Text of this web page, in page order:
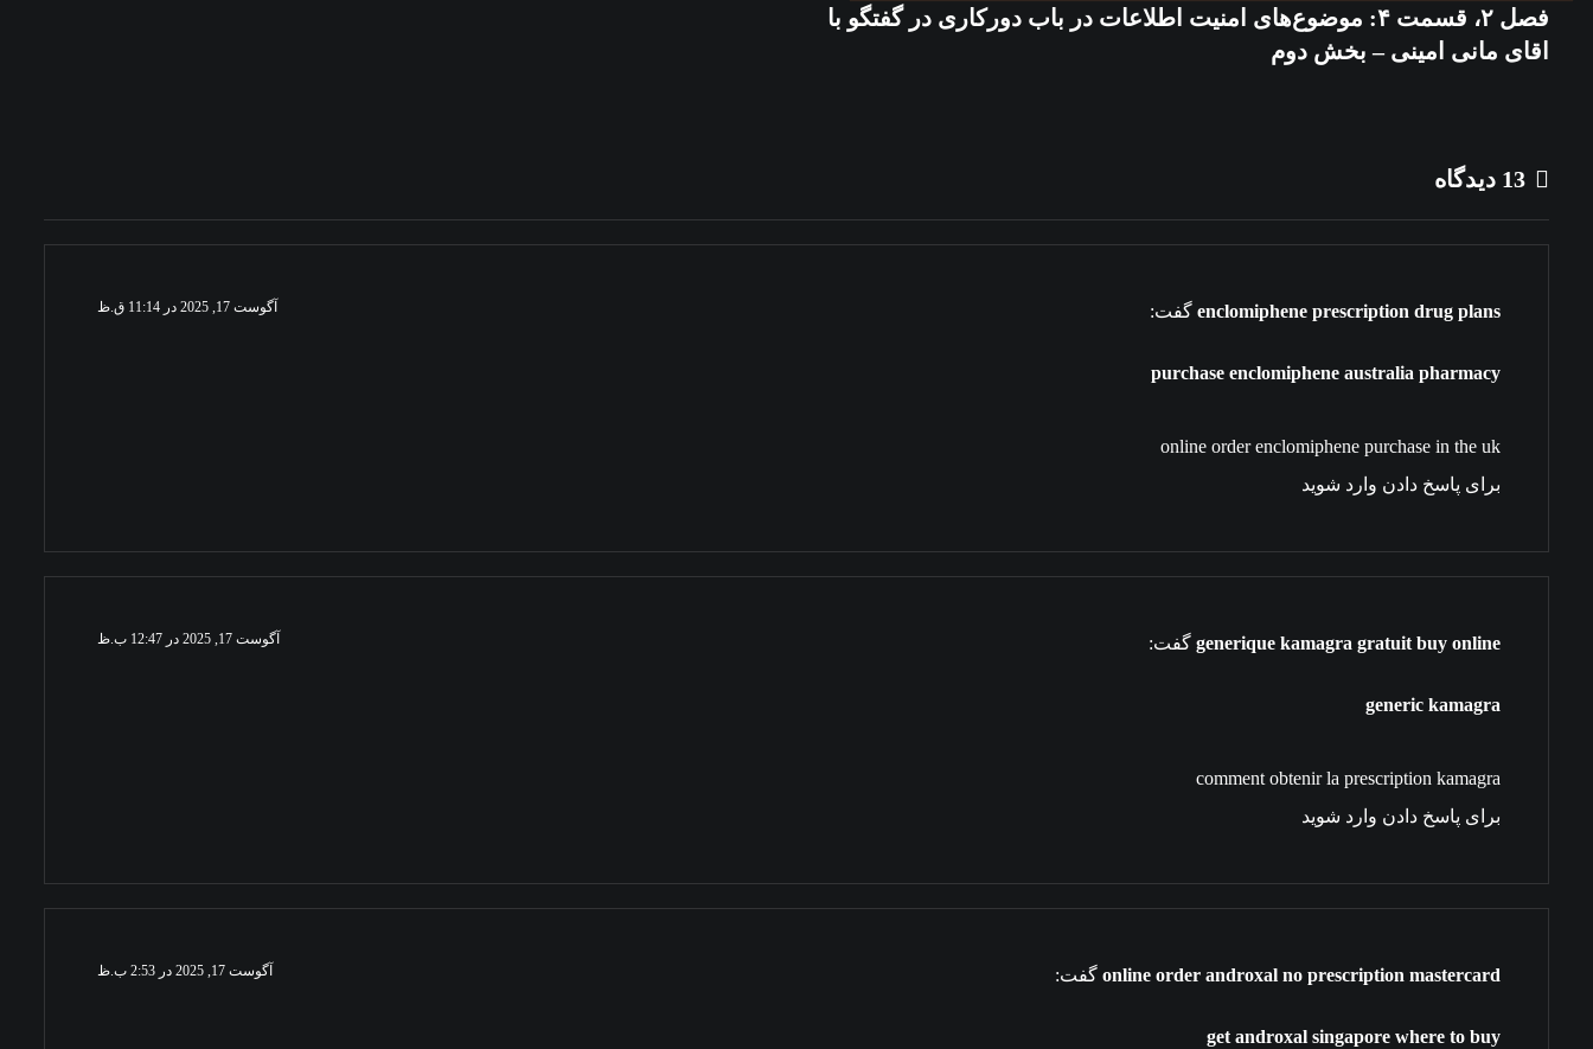
فصل ۲، قسمت ۴: موضوع‌های امنیت اطلاعات در باب دورکاری در گفتگو با
اقای مانی امینی – بخش دوم
13 دیدگاه
enclomiphene prescription drug plans گفت: آگوست 17, 2025 در 11:14 ق.ظ
purchase enclomiphene australia pharmacy
online order enclomiphene purchase in the uk
برای پاسخ دادن وارد شوید
generique kamagra gratuit buy online گفت: آگوست 17, 2025 در 12:47 ب.ظ
generic kamagra
comment obtenir la prescription kamagra
برای پاسخ دادن وارد شوید
online order androxal no prescription mastercard گفت: آگوست 17, 2025 در 2:53 ب.ظ
get androxal singapore where to buy